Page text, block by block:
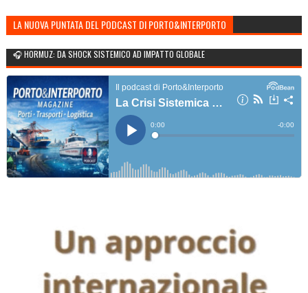
LA NUOVA PUNTATA DEL PODCAST DI PORTO&INTERPORTO
🎧 HORMUZ: DA SHOCK SISTEMICO AD IMPATTO GLOBALE